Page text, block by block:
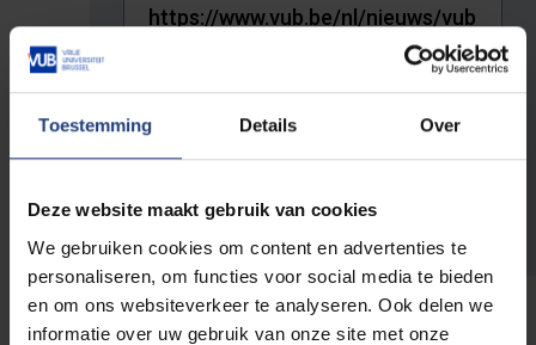
Toestemming Details Over
Deze website maakt gebruik van cookies
We gebruiken cookies om content en advertenties te
personaliseren, om functies voor social media te bieden
en om ons websiteverkeer te analyseren. Ook delen we
informatie over uw gebruik van onze site met onze
De volledige URL van de pagina waar je de fout zag.